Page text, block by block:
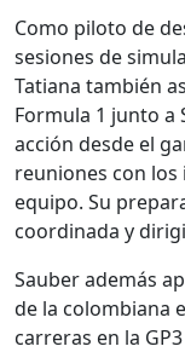
Como piloto de
sesiones de
Tatiana también
Formula 1 junto a
acción desde el
reuniones con
equipo. Su
coordinada y
Sauber además
de la colombiana
carreras en la